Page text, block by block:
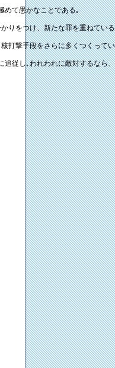
めて愚かなことである｡
をつけ、新たな罪を重ねてい
打撃手段をさらに多くつくって
従し､われわれに敵対するなら